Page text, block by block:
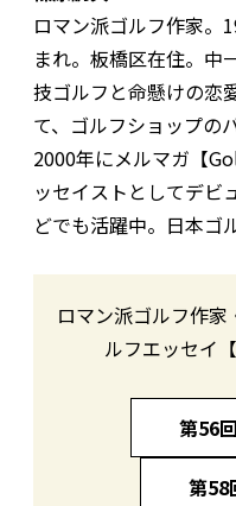
ロマン派ゴルフ作家。
まれ。板橋区在住。中
技ゴルフと命懸けの恋
て、ゴルフショップの
2000年にメルマガ【
ッセイストとしてデビ
どでも活躍中。日本ゴ
ロマン派ゴルフ作
ルフエッセイ
第56
第58